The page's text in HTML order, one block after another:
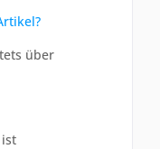
über